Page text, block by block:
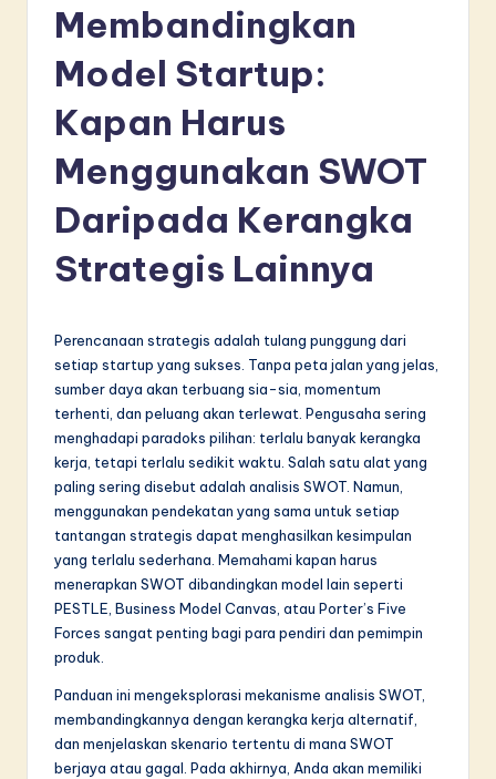
A
L
in
A
Membandingkan
Model Startup:
Kapan Harus
Menggunakan SWOT
Daripada Kerangka
Strategis Lainnya
Perencanaan strategis adalah tulang punggung dari
setiap startup yang sukses. Tanpa peta jalan yang jelas,
sumber daya akan terbuang sia-sia, momentum
terhenti, dan peluang akan terlewat. Pengusaha sering
menghadapi paradoks pilihan: terlalu banyak kerangka
kerja, tetapi terlalu sedikit waktu. Salah satu alat yang
paling sering disebut adalah analisis SWOT. Namun,
menggunakan pendekatan yang sama untuk setiap
tantangan strategis dapat menghasilkan kesimpulan
yang terlalu sederhana. Memahami kapan harus
menerapkan SWOT dibandingkan model lain seperti
PESTLE, Business Model Canvas, atau Porter’s Five
Forces sangat penting bagi para pendiri dan pemimpin
produk.
Panduan ini mengeksplorasi mekanisme analisis SWOT,
membandingkannya dengan kerangka kerja alternatif,
dan menjelaskan skenario tertentu di mana SWOT
berjaya atau gagal. Pada akhirnya, Anda akan memiliki